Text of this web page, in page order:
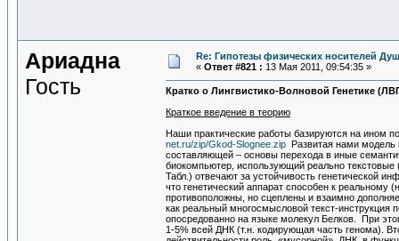
Ариадна
Гость
Re: Гипотезы физических носителей
« Ответ #821 : 13 Мая 2011, 09:54:35 »
Кратко о Лингвистико-Волновой Генетике
Краткое введение в теорию
Наши практические работы базируются на ином
net.ru/zip/Gkod-Slognee.zip Развитая нами модель
составляющей – основы перехода в иные
биокомпьютер, использующий реально
Табл.) отвечают за устойчивость генетической
что генетический аппарат способен к
противоположны, но сцеплены и взаимно
как реальный многосмысловой текст-
опосредованно на языке молекул Белков. При
1-5% всей ДНК (т.н. кодирующая часть генома).